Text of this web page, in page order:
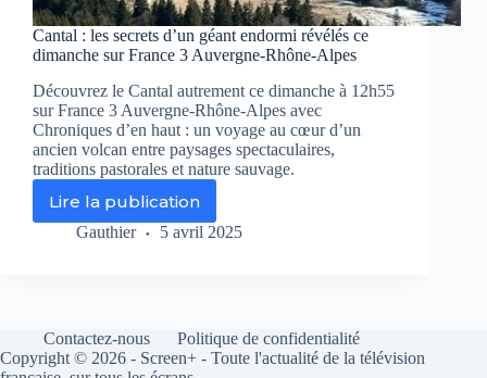
Cantal : les secrets d’un géant endormi révélés ce
dimanche sur France 3 Auvergne-Rhône-Alpes
Découvrez le Cantal autrement ce dimanche à 12h55
sur France 3 Auvergne-Rhône-Alpes avec
Chroniques d’en haut : un voyage au cœur d’un
ancien volcan entre paysages spectaculaires,
traditions pastorales et nature sauvage.
Lire la publication
Cantal
:
endormi
révélés
Gauthier 5 avril 2025
Contactez-nous
Politique de confidentialité
Copyright © 2026 - Screen+ - Toute l'actualité de la télévision